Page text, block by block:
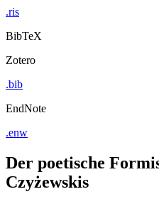
.ris
BibTeX
Zotero
.bib
EndNote
.enw
Der poetische
Czyżewskis